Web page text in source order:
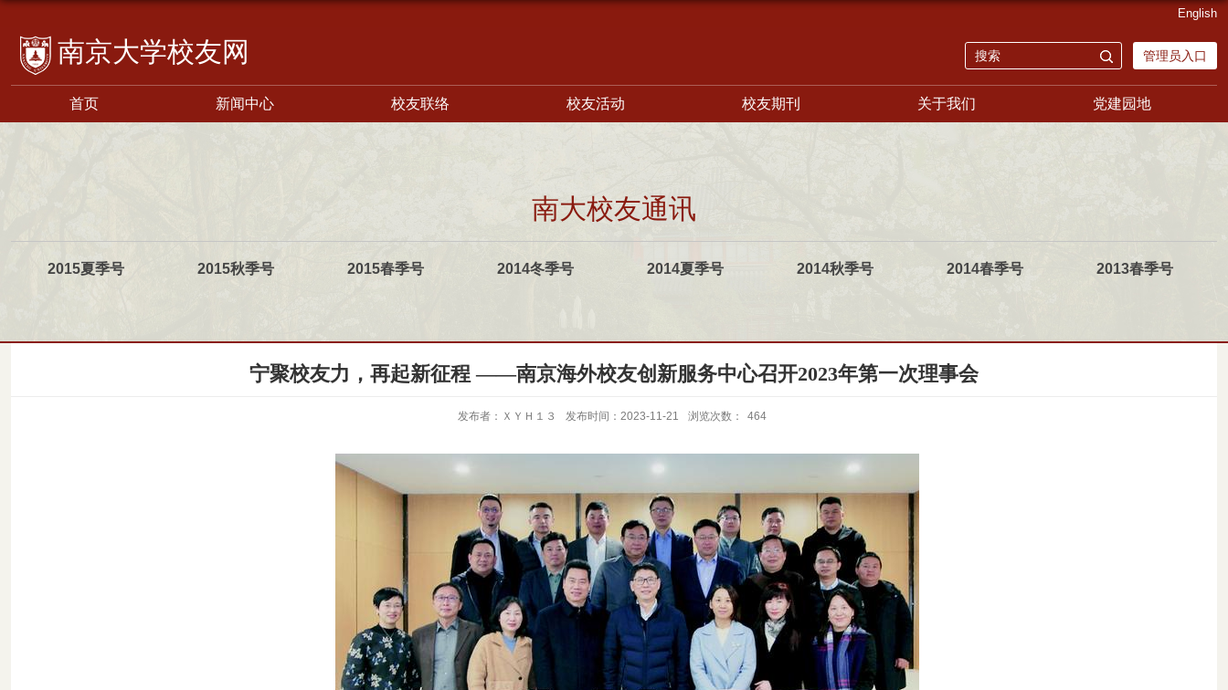
校友网 管理员入口
English
首页 新闻中心 校友联络 校友活动 校友期刊 关于我们 党建园地
南大校友通讯
2015夏季号 2015秋季号 2015春季号 2014冬季号 2014夏季号 2014秋季号 2014春季号 2013春季号
宁聚校友力，再起新征程 ——南京海外校友创新服务中心召开2023年第一次理事会
发布者：ＸＹＨ１３ 发布时间：2023-11-21 浏览次数： 464